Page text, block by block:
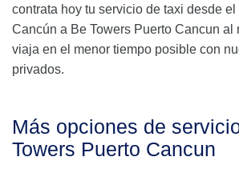
contrata hoy tu servicio de taxi desde
Cancún a Be Towers Puerto Cancun al
viaja en el menor tiempo posible con
privados.
Más opciones de
Towers Puerto Cancun